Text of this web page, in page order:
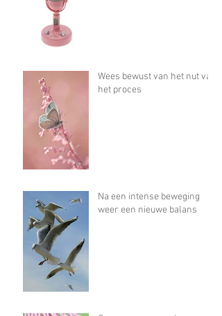
Wees bewust van het nut van
het proces
Na een intense beweging
weer een nieuwe balans